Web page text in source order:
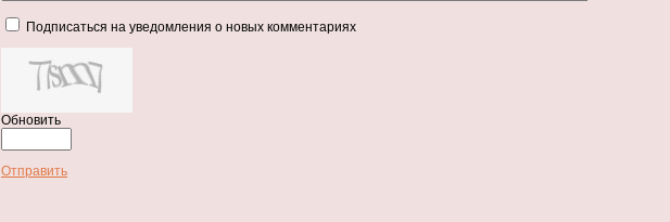
Подписаться на уведомления о новых комментариях
Обновить
Отправить